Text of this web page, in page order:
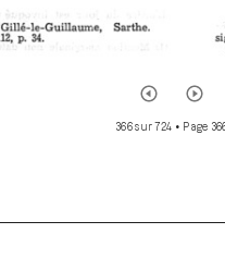
366 sur 724 • Page